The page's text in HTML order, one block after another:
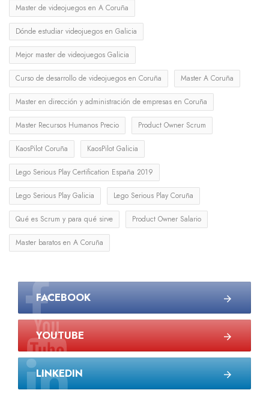
Master de videojuegos en A Coruña
Dónde estudiar videojuegos en Galicia
Mejor master de videojuegos Galicia
Curso de desarrollo de videojuegos en Coruña Master A Coruña
Master en dirección y administración de empresas en Coruña
Master Recursos Humanos Precio Product Owner Scrum
KaosPilot Coruña KaosPilot Galicia
Lego Serious Play Certification España 2019
Lego Serious Play Galicia Lego Serious Play Coruña
Qué es Scrum y para qué sirve Product Owner Salario
Master baratos en A Coruña
FACEBOOK
YOUTUBE
LINKEDIN